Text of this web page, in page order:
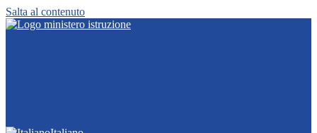
Salta al contenuto